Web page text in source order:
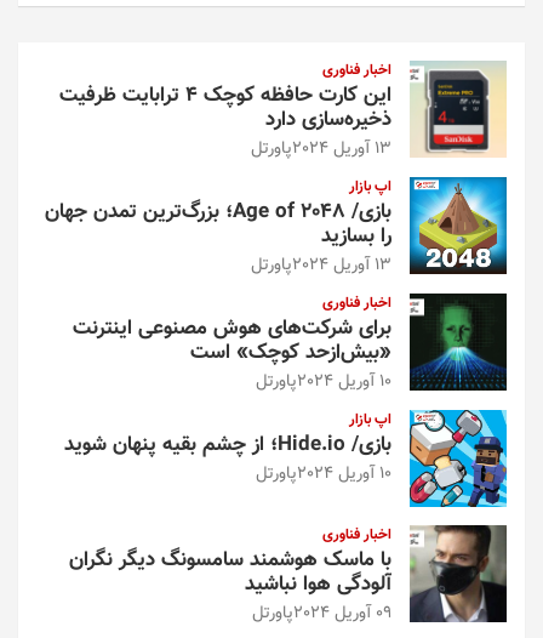
اخبار فناوری
این کارت حافظه کوچک ۴ ترابایت ظرفیت
ذخیره‌سازی دارد
13 آوریل 2024 پاورتل
اپ بازار
بازی/ Age of 2048؛ بزرگ‌ترین تمدن جهان
را بسازید
13 آوریل 2024 پاورتل
اخبار فناوری
برای شرکت‌های هوش مصنوعی اینترنت
«بیش‌از‌حد کوچک» است
10 آوریل 2024 پاورتل
اپ بازار
بازی/ Hide.io؛ از چشم بقیه پنهان شوید
10 آوریل 2024 پاورتل
اخبار فناوری
با ماسک هوشمند سامسونگ دیگر نگران
آلودگی هوا نباشید
09 آوریل 2024 پاورتل